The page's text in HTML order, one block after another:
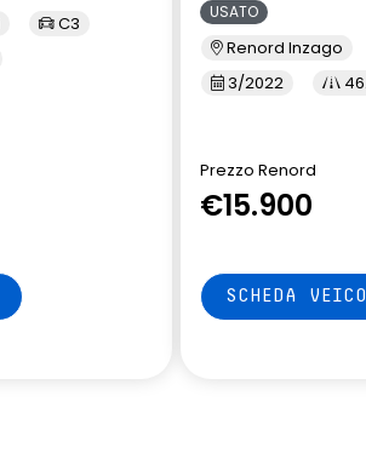
C3
USATO
Renord Inzago
3/2022
Prezzo Renord
€15.900
SCHEDA